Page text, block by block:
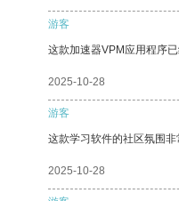
游客
这款加速器VPM应用程序
2025-10-28
游客
这款学习软件的社区氛围非
2025-10-28